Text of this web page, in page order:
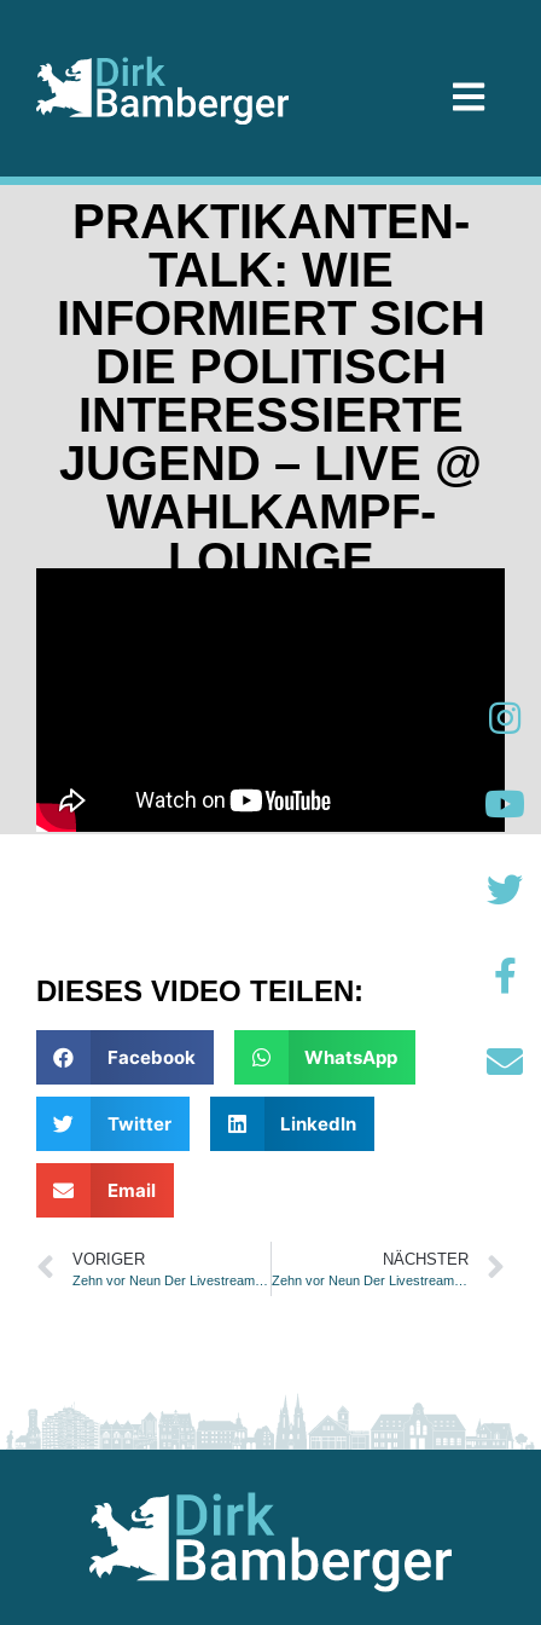
PRAKTIKANTEN-
TALK: WIE
INFORMIERT SICH
DIE POLITISCH
INTERESSIERTE
JUGEND – LIVE @
WAHLKAMPF-
LOUNGE
DIESES VIDEO TEILEN:
Facebook WhatsApp
Twitter LinkedIn
Email
VORIGER NÄCHSTER
Zehn vor Neun Der Livestream bei Kaffee und News 02.03.2021